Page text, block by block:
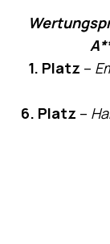
1. Platz –
6. Platz –